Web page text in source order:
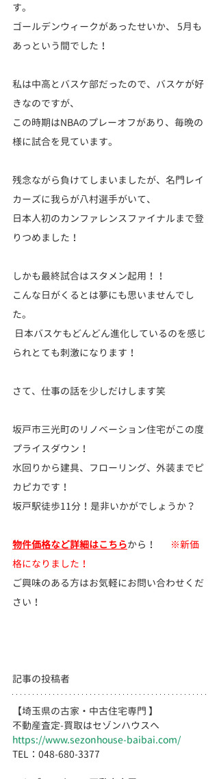
す。
ゴールデンウィークがあったせいか、 5月も
あっという間でした！
私は中高とバスケ部だったので、バスケが好
きなのですが、
この時期はNBAのプレーオフがあり、毎晩の
様に試合を見ています。
残念ながら負けてしまいましたが、名門レイ
カーズに我らが八村選手がいて、
日本人初のカンファレンスファイナルまで登
りつめました！
しかも最終試合はスタメン起用！！
こんな日がくるとは夢にも思いませんでし
た。
られとても刺激になります！
さて、仕事の話を少しだけします笑
坂戸市三光町のリノベーション住宅がこの度
プライスダウン！
水回りから建具、フローリング、外装までピ
カピカです！
坂戸駅徒歩11分！是非いかがでしょうか？
物件価格など詳細はこちらから！
※新価
格になりました！
ご興味のある方はお気軽にお問い合わせくだ
さい！
記事の投稿者
【埼玉県の古家・中古住宅専門 】
不動産査定-買取はセゾンハウスへ
https://www.sezonhouse-baibai.com/
TEL：048-680-3377